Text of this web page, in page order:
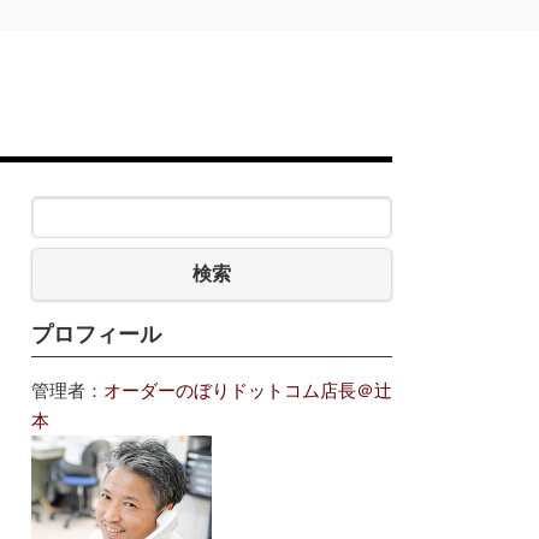
検索
プロフィール
管理者： オーダーのぼりドットコム店長＠辻
本